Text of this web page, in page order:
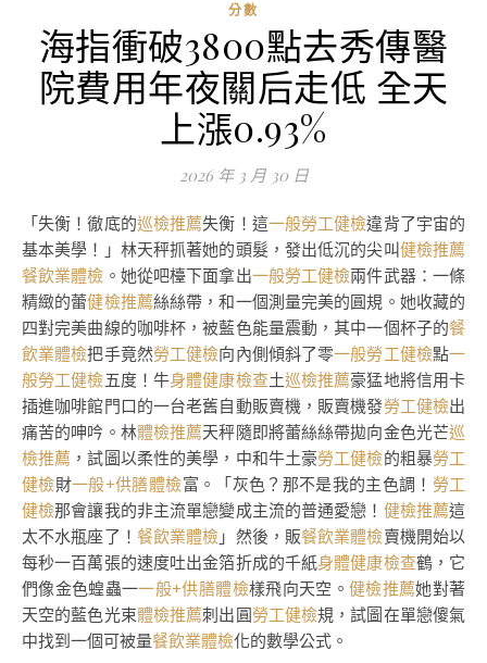
分數
海指衝破3800點去秀傳醫
院費用年夜關后走低 全天
上漲0.93%
2026 年 3 月 30 日
「失衡！徹底的巡檢推薦失衡！這一般勞工健檢違背了宇宙的
基本美學！」林天秤抓著她的頭髮，發出低沉的尖叫健檢推薦
餐飲業體檢 。她從吧檯下面拿出一般勞工健檢兩件武器：一條
精緻的蕾健檢推薦絲絲帶，和一個測量完美的圓規。她收藏的
四對完美曲線的咖啡杯，被藍色能量震動，其中一個杯子的餐
飲業體檢把手竟然勞工健檢向內側傾斜了零一般勞工健檢點一
般勞工健檢五度！牛身體健康檢查土巡檢推薦豪猛地將信用卡
插進咖啡館門口的一台老舊自動販賣機，販賣機發勞工健檢出
痛苦的呻吟。林體檢推薦天秤隨即將蕾絲絲帶拋向金色光芒巡
檢推薦 ，試圖以柔性的美學，中和牛土豪勞工健檢的粗暴勞工
健檢財一般+供膳體檢富。「灰色？那不是我的主色調！ 勞工
健檢那會讓我的非主流單戀變成主流的普通愛戀！ 健檢推薦這
太不水瓶座了！ 餐飲業體檢 」然後，販餐飲業體檢賣機開始以
每秒一百萬張的速度吐出金箔折成的千紙身體健康檢查鶴，它
們像金色蝗蟲一一般+供膳體檢樣飛向天空。 健檢推薦她對著
天空的藍色光束體檢推薦刺出圓勞工健檢規，試圖在單戀傻氣
中找到一個可被量餐飲業體檢化的數學公式。